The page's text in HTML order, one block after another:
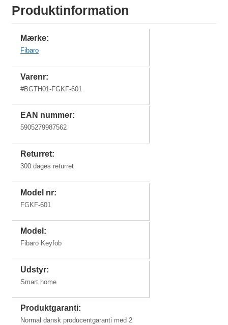
Produktinformation
Mærke:
Fibaro
Varenr:
#BGTH01-FGKF-601
EAN nummer:
5905279987562
Returret:
300 dages returret
Model nr:
FGKF-601
Model:
Fibaro Keyfob
Udstyr:
Smart home
Produktgaranti:
Normal dansk producentgaranti med 2